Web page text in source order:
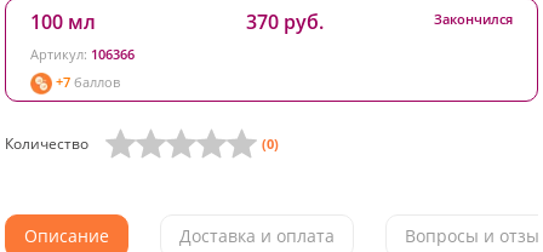
100 мл
Артикул: 106366
+7 баллов
370 руб. Закончился
Количество (0)
Описание Доставка и оплата Вопросы и